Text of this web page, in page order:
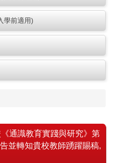
學前適用)
通識教育實踐與研究》第
並轉知貴校教師踴躍賜稿,